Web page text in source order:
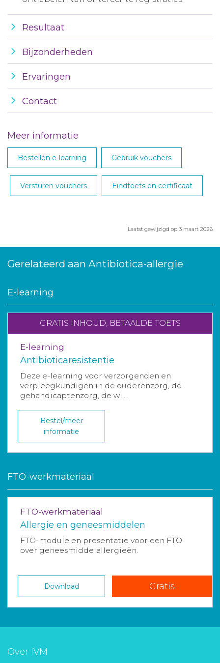
Resultaat
Bijzonderheden
Ervaringen
Contact
Meer informatie
Bestellen e-learning Gebruik vouchers
Versturen vouchers Eindtoets en certificaat
Laatst gewijzigd op 3 maart 2026
Gerelateerd aan Antibiotica-allergie
E-learning
GRATIS INHOUD, BETAALDE TOETS
E-learning
Antibioticaresistentie
Deze e-learning voor verzorgenden en
verpleegkundigen in de ouderenzorg, de
gehandicaptenzorg, de wi...
Bestel/meer
informatie
FTO-werkmateriaal
FTO-werkmateriaal
Allergie en geneesmiddelen
FTO-module en presentatie voor een FTO
over geneesmiddelallergieën.
Download Gratis
Over IVM